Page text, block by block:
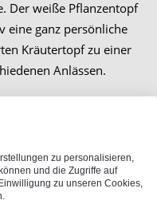
Der weiße Pflanzentopf
eine ganz persönliche
Kräutertopf zu einer
Anlässen.
zu personalisieren,
und die Zugriffe auf
zu unseren Cookies,